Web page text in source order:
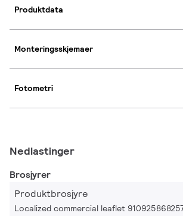
Produktdata
Monteringsskjemaer
Fotometri
Nedlastinger
Brosjyrer
Produktbrosjyre
Localized commercial leaflet